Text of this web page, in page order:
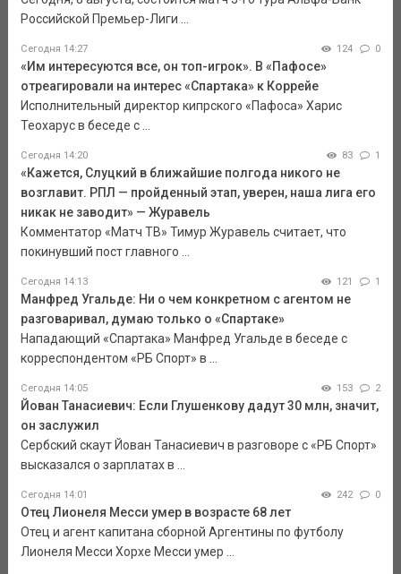
Российской Премьер-Лиги ...
Сегодня 14:27 124 0
«Им интересуются все, он топ-игрок». В «Пафосе»
отреагировали на интерес «Спартака» к Коррейе
Исполнительный директор кипрского «Пафоса» Харис
Теохарус в беседе с ...
Сегодня 14:20 83 1
«Кажется, Слуцкий в ближайшие полгода никого не
возглавит. РПЛ — пройденный этап, уверен, наша лига его
никак не заводит» — Журавель
Комментатор «Матч ТВ» Тимур Журавель считает, что
покинувший пост главного ...
Сегодня 14:13 121 1
Манфред Угальде: Ни о чем конкретном с агентом не
разговаривал, думаю только о «Спартаке»
Нападающий «Спартака» Манфред Угальде в беседе с
корреспондентом «РБ Спорт» в ...
Сегодня 14:05 153 2
Йован Танасиевич: Если Глушенкову дадут 30 млн, значит,
он заслужил
Сербский скаут Йован Танасиевич в разговоре с «РБ Спорт»
высказался о зарплатах в ...
Сегодня 14:01 242 0
Отец Лионеля Месси умер в возрасте 68 лет
Отец и агент капитана сборной Аргентины по футболу
Лионеля Месси Хорхе Месси умер ...